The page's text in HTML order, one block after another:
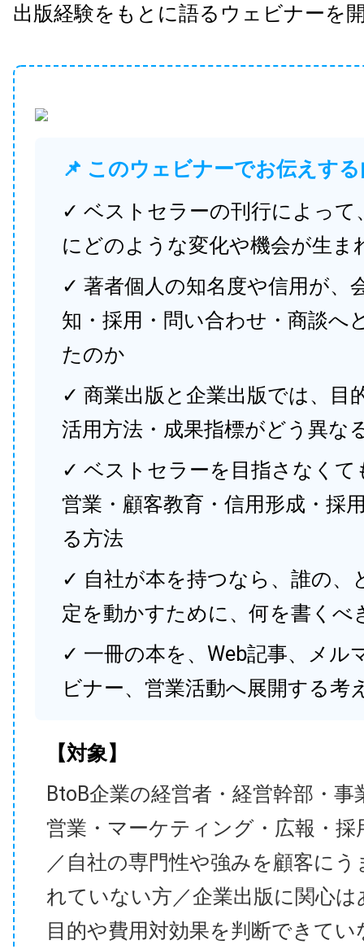
出版経験をもとに語るウェビナーを
📌 このウェビナーでお伝えす
✓ ベストセラーの刊行によって
にどのような変化や機会が生ま
✓ 著者個人の知名度や信用が、
知・採用・問い合わせ・商談へ
たのか
✓ 商業出版と企業出版では、目
活用方法・成果指標がどう異な
✓ ベストセラーを目指さなくて
営業・顧客教育・信用形成・採
る方法
✓ 自社が本を持つなら、誰の、
定を動かすために、何を書くべ
✓ 一冊の本を、Web記事、メル
ビナー、営業活動へ展開する考
【対象】
BtoB企業の経営者・経営幹部・事
営業・マーケティング・広報・採
／自社の専門性や強みを顧客に
れていない方／企業出版に関心
目的や費用対効果を判断できてい